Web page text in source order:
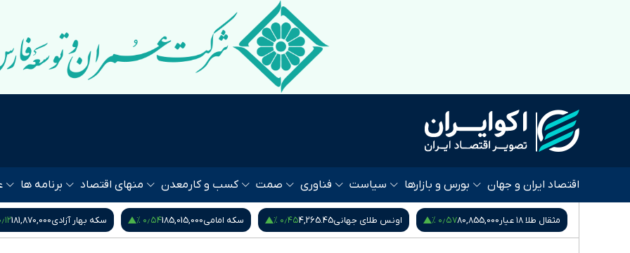
اقتصاد ایران و جهان بورس و بازارها سیاست فناوری صمت کسب و کار معدن منهای اقتصاد برنامه ها
اونس طلای جهانی4,265.45۰٫۴۵ % سکه امامی185,015,000۰٫۵۴ % سکه بهار آزادی181,870,000۰٫۱۲ % نیم سکه95,000,000۰٫۵۳ %